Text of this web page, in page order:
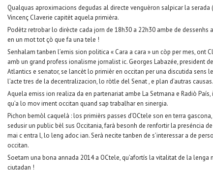
Qualquas aproximacions degudas al directe venguèron salpicar la
Vincenç Claverie capitèt aquela primièra.
Podètz retrobar lo dirècte cada jorn de 18h30 a 22h30 ambe de dessenhs
en un mot tot çò que fa una tele !
Senhalam tanben l’emis sion politica « Cara a cara » un còp per mes, ont
amb un grand profess ionalisme jornalist ic. Georges Labazée, president
Atlantics e senator, se lancèt lo primièr en occitan per una discutida sens
l’acte tres de la decentralizacion, lo ròtle del Senat , e plan d’autras
Aquela emiss ion realiza da en partenariat ambe La Setmana e Radiò
qu’a lo mov iment occitan quand sap trabalhar en sinergia.
Pichon bemòl caquelà : los primièrs passes d’OCtele son en terra
sedusir un public bèl sus Occitania, farà besonh de renfortir la preséncia
mai c entra l, lo leng adoc ian. Serà necite tanben de s’interessar a de
occitan.
Soetam una bona annada 2014 a OCtele, qu’afortís la vitalitat de la lenga
ciutadan !